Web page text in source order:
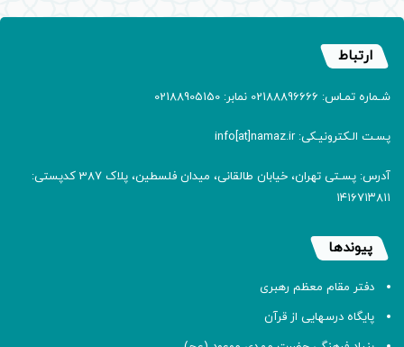
ارتباط
شـماره تمـاس: 02188896666 نمابر: 02188905150
پسـت الـکترونیـکی: info[at]namaz.ir
آدرس: پسـتی تهران، خیابان طالقانی، میدان فلسطین، پلاک 387 کدپستی:
۱۴۱۶۷۱۳۸۱۱
پیوندها
دفتر مقام معظم رهبری
پایگاه درسهایی از قرآن